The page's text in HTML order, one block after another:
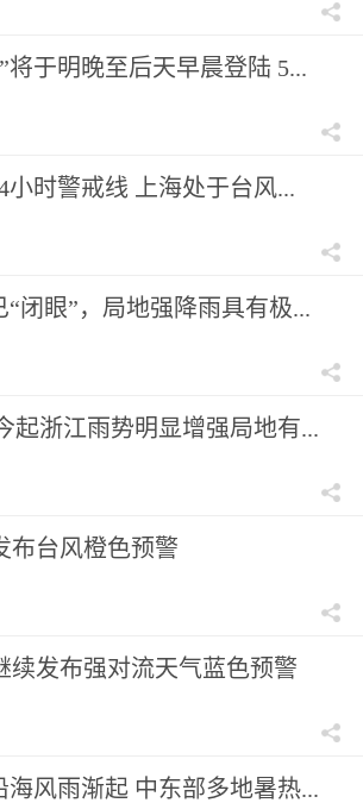
将于明晚至后天早晨登陆 5...
小时警戒线 上海处于台风...
闭眼”，局地强降雨具有极...
起浙江雨势明显增强局地有...
布台风橙色预警
续发布强对流天气蓝色预警
海风雨渐起 中东部多地暑热...